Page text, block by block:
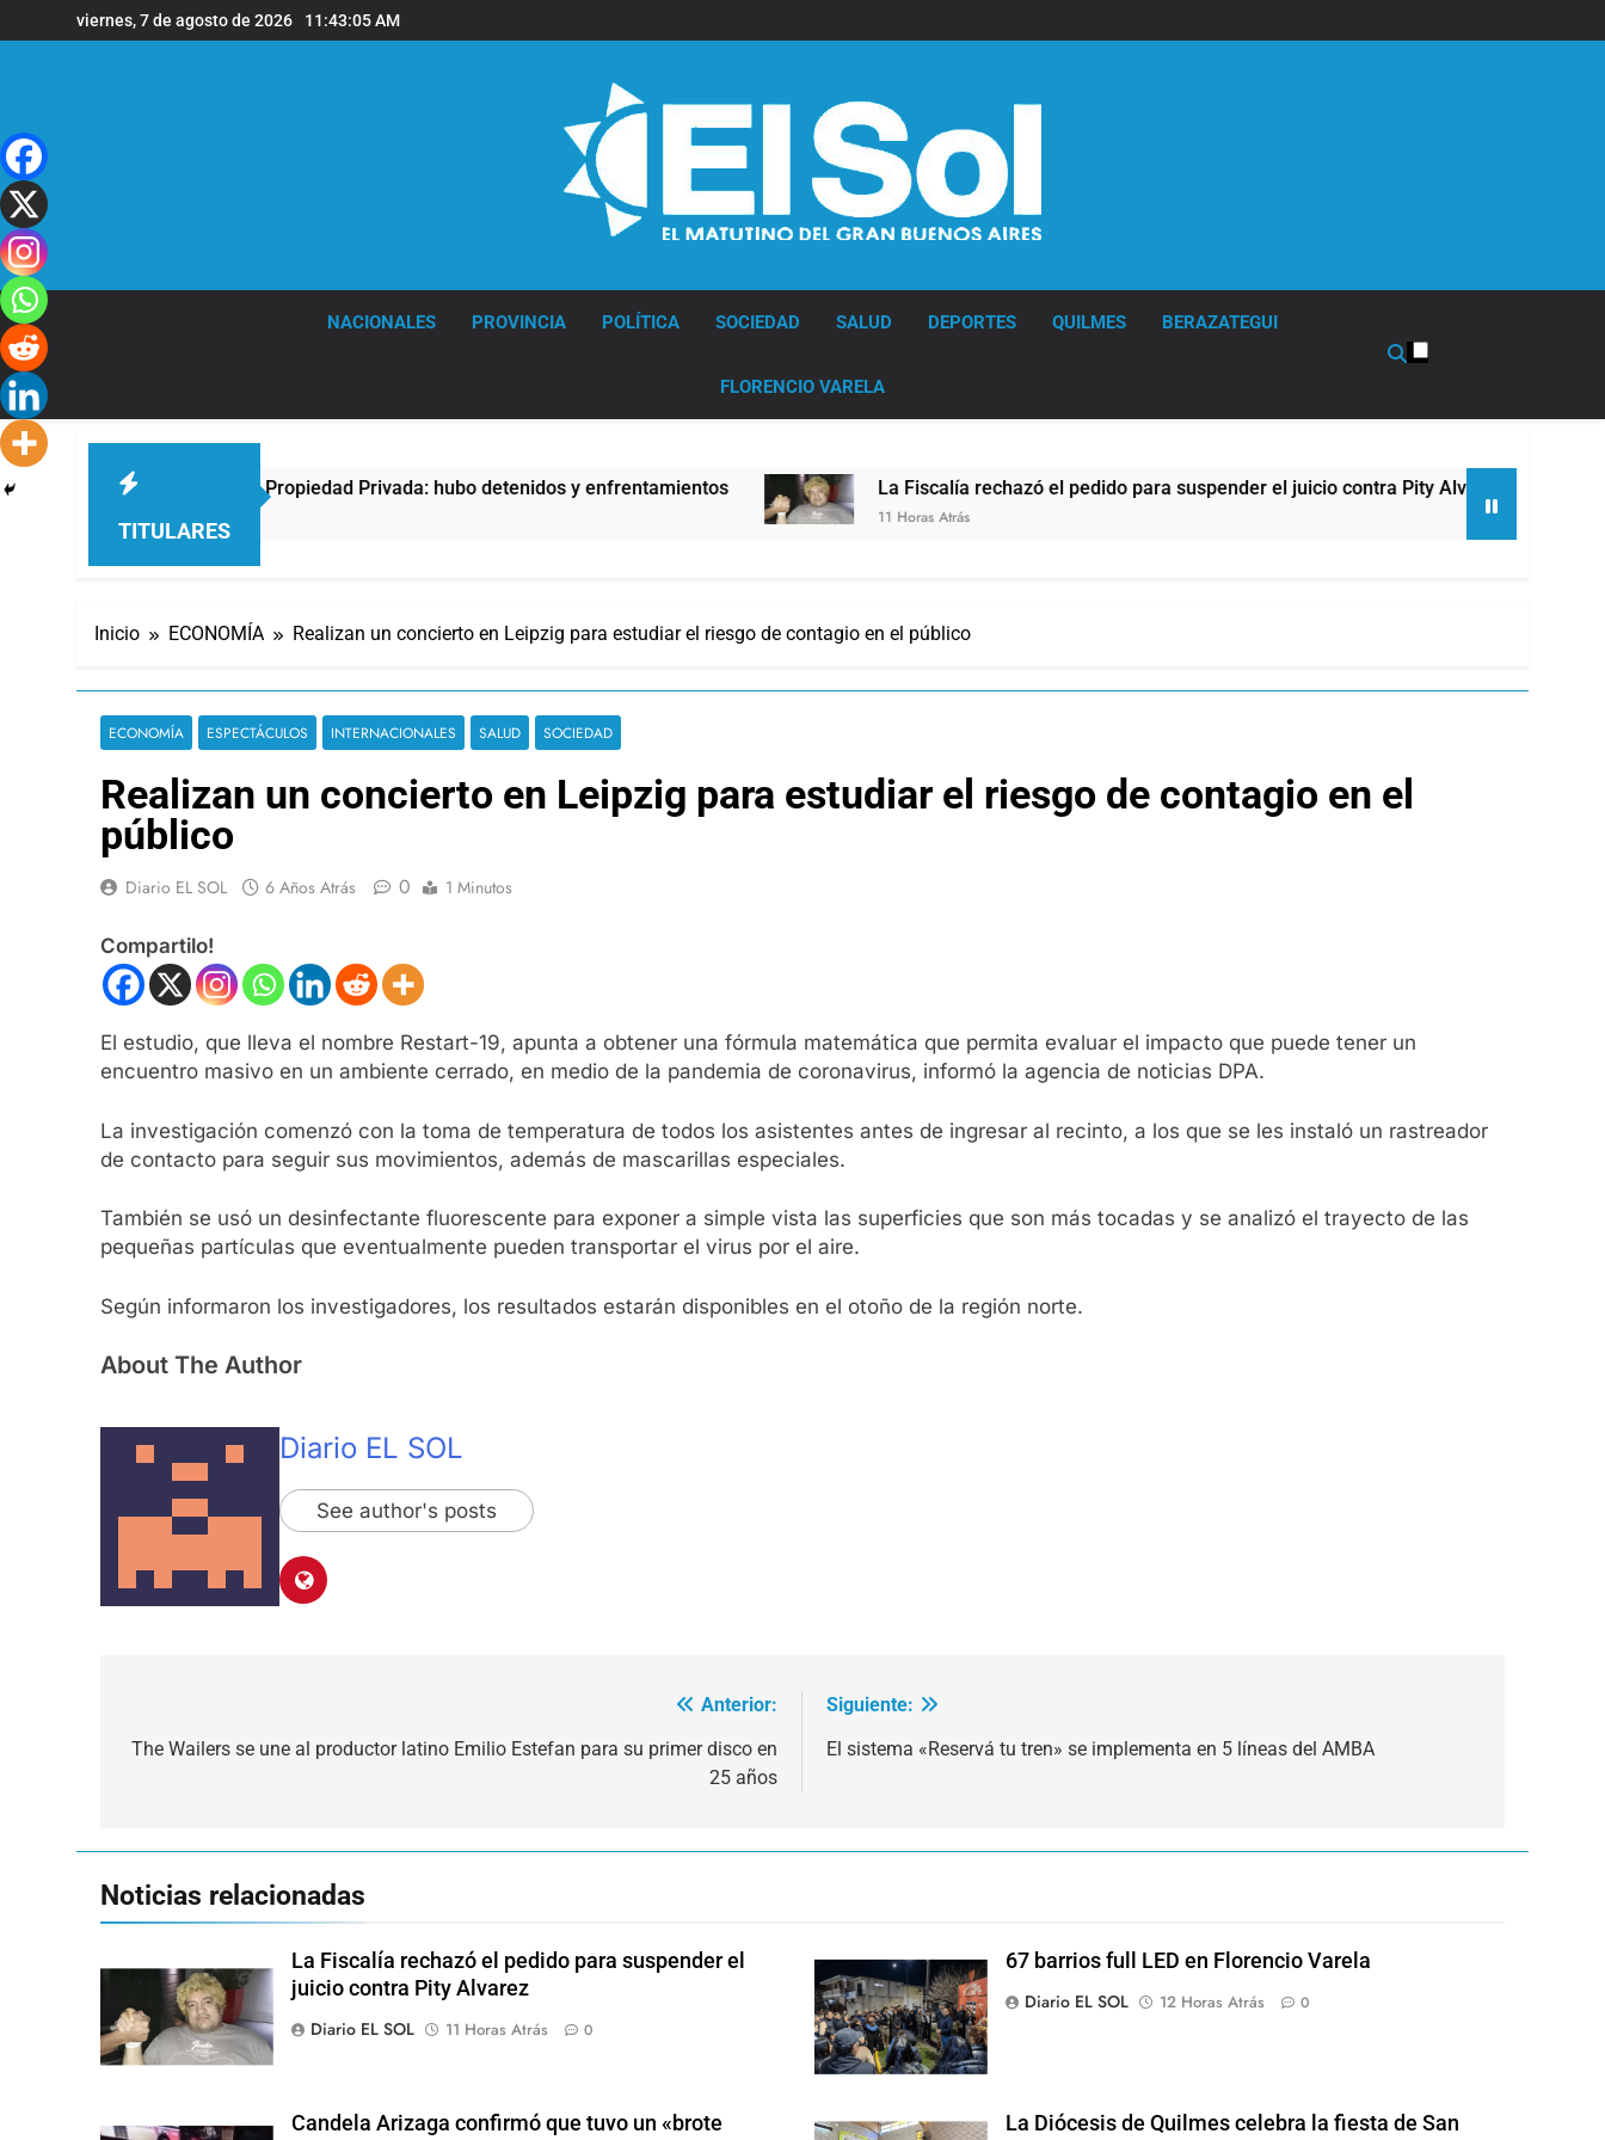
al
viernes, 7 de agosto de 2026 11:43:06 AM
NACIONALES PROVINCIA POLÍTICA SOCIEDAD SALUD DEPORTES QUILMES BERAZATEGUI
FLORENCIO VARELA
TITULARES
contra la Ley de Propiedad Privada: hubo detenidos y enfrentamientos La Fiscalía rechazó el pedido para suspender el juicio contra Pity Alvarez
11 Horas Atrás
Inicio ECONOMÍA Realizan un concierto en Leipzig para estudiar el riesgo de contagio en el público
ECONOMÍA ESPECTÁCULOS INTERNACIONALES SALUD SOCIEDAD
Realizan un concierto en Leipzig para estudiar el riesgo de contagio en el
público
Diario EL SOL 6 Años Atrás 0 1 Minutos
Compartilo!
El estudio, que lleva el nombre Restart-19, apunta a obtener una fórmula matemática que permita evaluar el impacto que puede tener un
encuentro masivo en un ambiente cerrado, en medio de la pandemia de coronavirus, informó la agencia de noticias DPA.
La investigación comenzó con la toma de temperatura de todos los asistentes antes de ingresar al recinto, a los que se les instaló un rastreador
de contacto para seguir sus movimientos, además de mascarillas especiales.
También se usó un desinfectante fluorescente para exponer a simple vista las superficies que son más tocadas y se analizó el trayecto de las
pequeñas partículas que eventualmente pueden transportar el virus por el aire.
Según informaron los investigadores, los resultados estarán disponibles en el otoño de la región norte.
About The Author
Diario EL SOL
See author's posts
de
Anterior:
The Wailers se une al productor latino Emilio Estefan para su primer disco en
25 años
Siguiente:
El sistema «Reservá tu tren» se implementa en 5 líneas del AMBA
Noticias relacionadas
La Fiscalía rechazó el pedido para suspender el
juicio contra Pity Alvarez
Diario EL SOL
11 Horas Atrás 0
67 barrios full LED en Florencio Varela
Diario EL SOL
12 Horas Atrás 0
Candela Arizaga confirmó que tuvo un «brote
La Diócesis de Quilmes celebra la fiesta de San